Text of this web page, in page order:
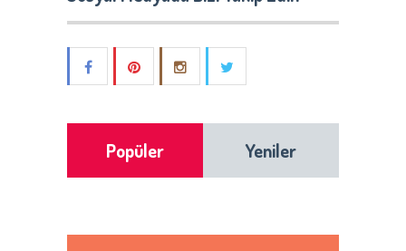
Popüler Yeniler